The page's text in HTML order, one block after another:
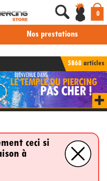
0
Nos prestations
5868 articles
ceci si
à